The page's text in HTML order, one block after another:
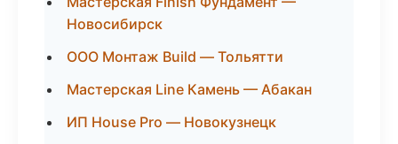
Новосибирск
ООО Монтаж Build — Тольятти
Мастерская Line Камень — Абакан
ИП House Pro — Новокузнецк